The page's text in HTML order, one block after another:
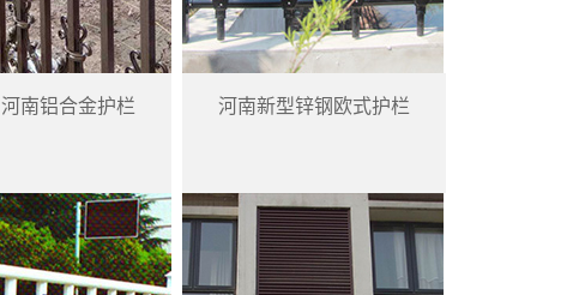
河南铝合金护栏 河南新型锌钢欧式护栏